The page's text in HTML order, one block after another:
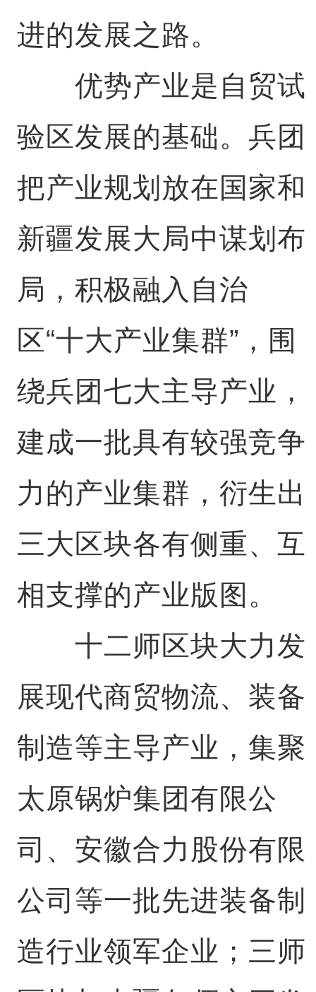
进的发展之路。
优势产业是自贸试
验区发展的基础。兵团
把产业规划放在国家和
新疆发展大局中谋划布
局，积极融入自治
区“十大产业集群”，围
绕兵团七大主导产业，
建成一批具有较强竞争
力的产业集群，衍生出
三大区块各有侧重、互
相支撑的产业版图。
十二师区块大力发
展现代商贸物流、装备
制造等主导产业，集聚
太原锅炉集团有限公
司、安徽合力股份有限
公司等一批先进装备制
造行业领军企业；三师